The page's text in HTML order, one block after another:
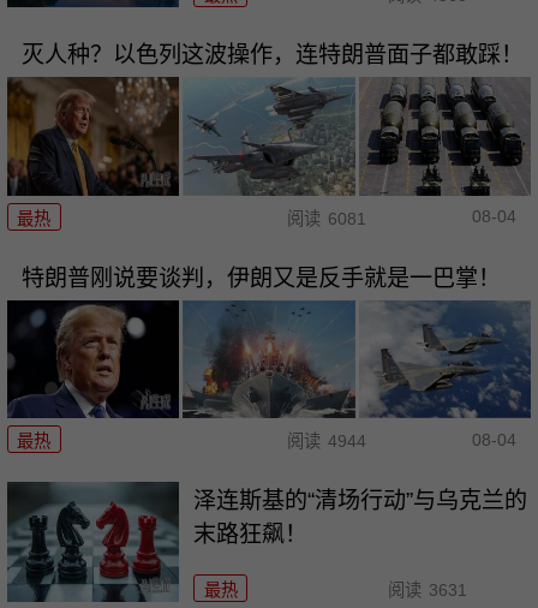
灭人种？以色列这波操作，连特朗普面子都敢踩！
最热 阅读 6081 08-04
特朗普刚说要谈判，伊朗又是反手就是一巴掌！
最热 阅读 4944 08-04
泽连斯基的“清场行动”与乌克兰的
末路狂飙！
最热 阅读 3631